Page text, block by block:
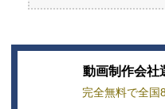
動画制作会社
完全無料で全国